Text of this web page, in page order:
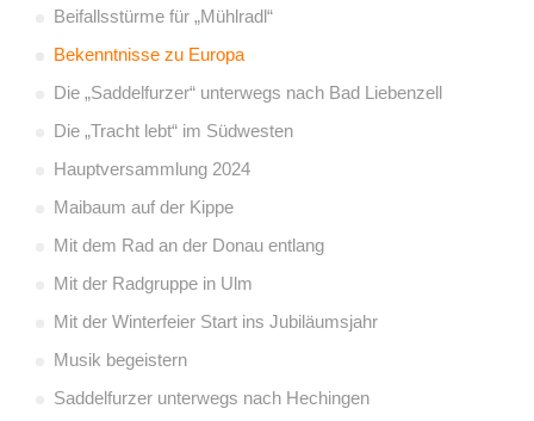
Beifallsstürme für „Mühlradl“
Bekenntnisse zu Europa
Die „Saddelfurzer“ unterwegs nach Bad Liebenzell
Die „Tracht lebt“ im Südwesten
Hauptversammlung 2024
Maibaum auf der Kippe
Mit dem Rad an der Donau entlang
Mit der Radgruppe in Ulm
Mit der Winterfeier Start ins Jubiläumsjahr
Musik begeistern
Saddelfurzer unterwegs nach Hechingen